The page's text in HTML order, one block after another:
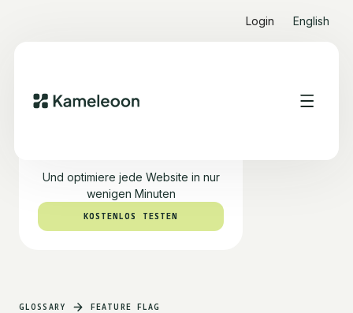
Login English
Und optimiere jede Website in nur
wenigen Minuten
KOSTENLOS TESTEN
KOSTENLOS TESTEN
GLOSSARY FEATURE FLAG